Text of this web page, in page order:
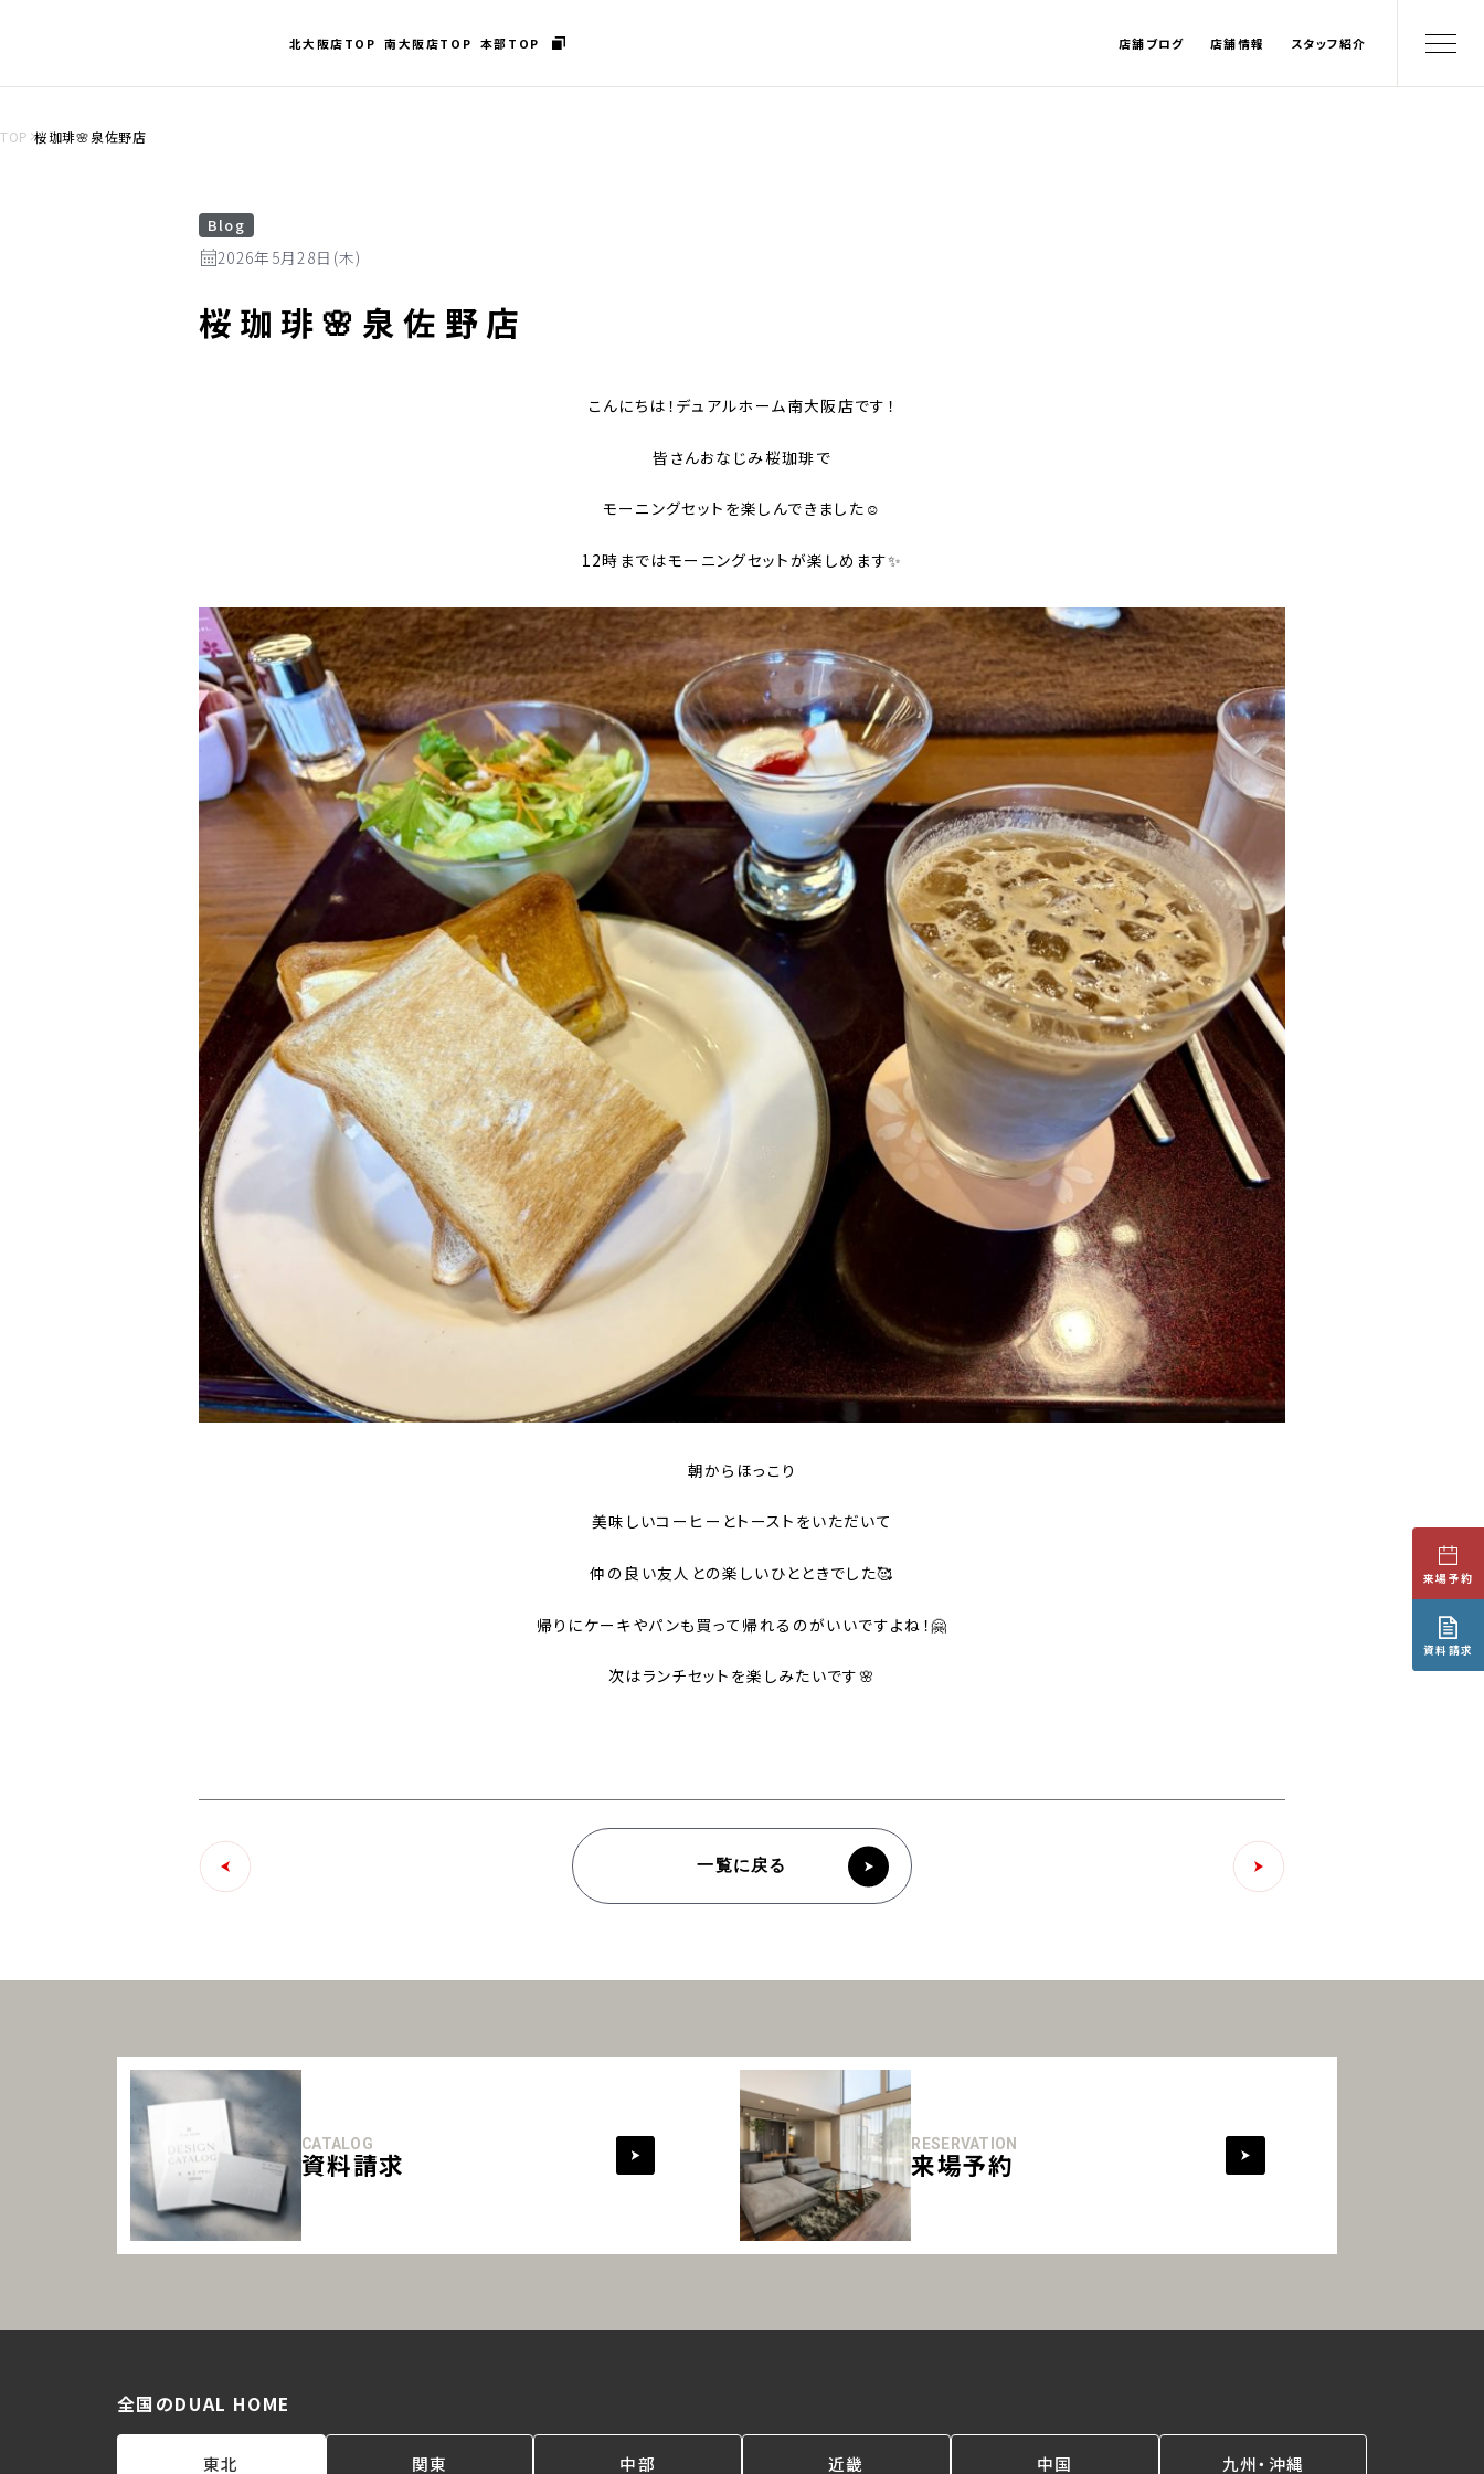
北大阪店TOP 南大阪店TOP 本部TOP 店舗ブログ 店舗情報 スタッフ紹介
TOP 桜珈琲🌸泉佐野店
Blog
2026年5月28日(木)
桜珈琲🌸泉佐野店
こんにちは！デュアルホーム南大阪店です！
皆さんおなじみ桜珈琲で
モーニングセットを楽しんできました☺️
12時まではモーニングセットが楽しめます✨
朝からほっこり
美味しいコーヒーとトーストをいただいて
仲の良い友人との楽しいひとときでした🥰
帰りにケーキやパンも買って帰れるのがいいですよね！🤗
次はランチセットを楽しみたいです🌸
一覧に戻る
CATALOG
資料請求
RESERVATION
来場予約
来場予約
資料請求
全国のDUAL HOME
東北 関東 中部 近畿 中国 九州・沖縄